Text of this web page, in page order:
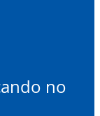
no